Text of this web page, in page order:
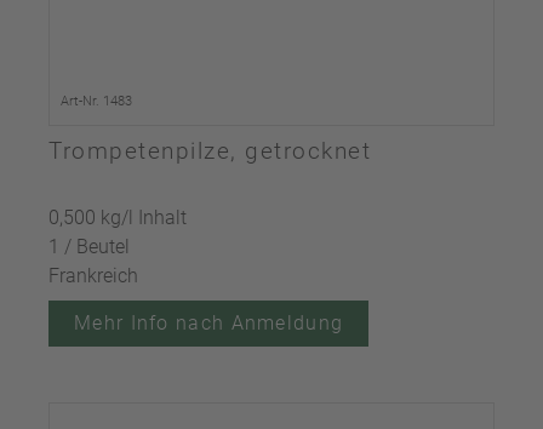
Art-Nr. 1483
Trompetenpilze, getrocknet
0,500 kg/l Inhalt
1 / Beutel
Frankreich
Mehr Info nach Anmeldung